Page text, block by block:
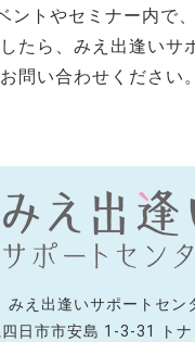
ントやセミナー内で
たら、みえ出逢いサ
問い合わせください。
みえ出逢いサポートセン
日市市安島 1-3-31 ト